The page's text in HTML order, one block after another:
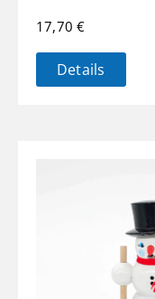
17,70€
Details